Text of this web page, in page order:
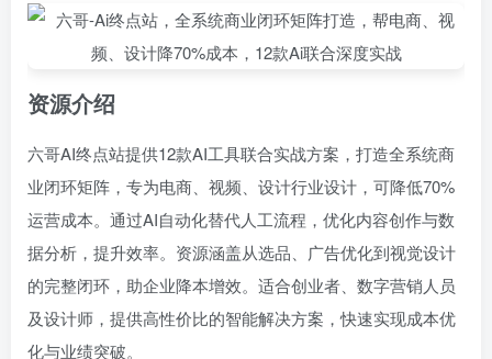
资源介绍
六哥AI终点站提供12款AI工具联合实战方案，打造全系统商
业闭环矩阵，专为电商、视频、设计行业设计，可降低70%
运营成本。通过AI自动化替代人工流程，优化内容创作与数
据分析，提升效率。资源涵盖从选品、广告优化到视觉设计
的完整闭环，助企业降本增效。适合创业者、数字营销人员
及设计师，提供高性价比的智能解决方案，快速实现成本优
化与业绩突破。